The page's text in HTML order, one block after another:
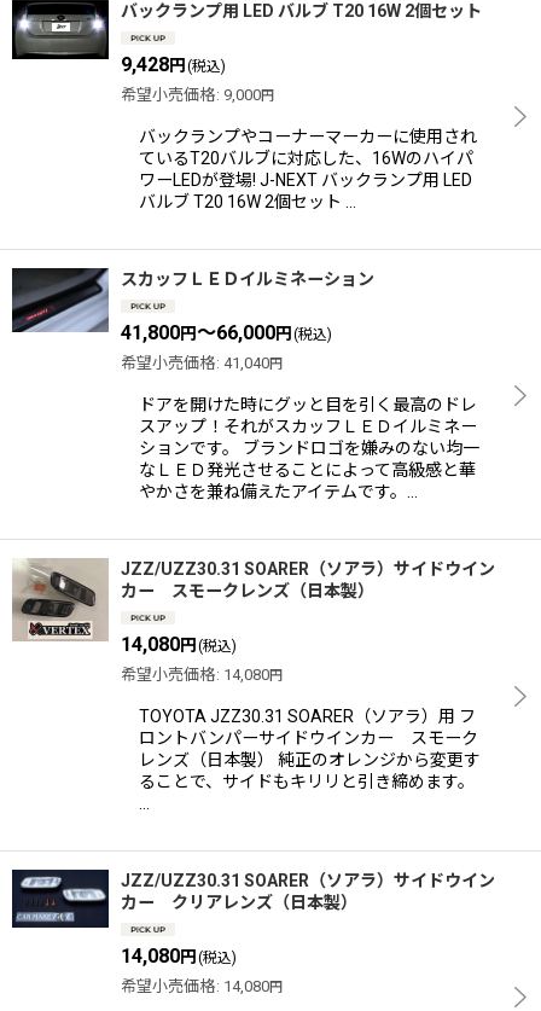
バックランプ用 LED バルブ T20 16W 2個セット
9,428円 (税込)
希望小売価格: 9,000円
バックランプやコーナーマーカーに使用され
ているT20バルブに対応した、16Wのハイパ
ワーLEDが登場! J-NEXT バックランプ用 LED
バルブ T20 16W 2個セット …
スカッフＬＥＤイルミネーション
41,800円～66,000円 (税込)
希望小売価格: 41,040円
ドアを開けた時にグッと目を引く最高のドレ
スアップ！それがスカッフＬＥＤイルミネー
ションです。 ブランドロゴを嫌みのない均一
なＬＥＤ発光させることによって高級感と華
やかさを兼ね備えたアイテムです。…
JZZ/UZZ30.31 SOARER（ソアラ）サイドウイン
カー スモークレンズ（日本製）
14,080円 (税込)
希望小売価格: 14,080円
TOYOTA JZZ30.31 SOARER（ソアラ）用 フ
ロントバンパーサイドウインカー スモーク
レンズ（日本製） 純正のオレンジから変更す
ることで、サイドもキリリと引き締めます。
JZZ/UZZ30.31 SOARER（ソアラ）サイドウイン
カー クリアレンズ（日本製）
14,080円 (税込)
希望小売価格: 14,080円